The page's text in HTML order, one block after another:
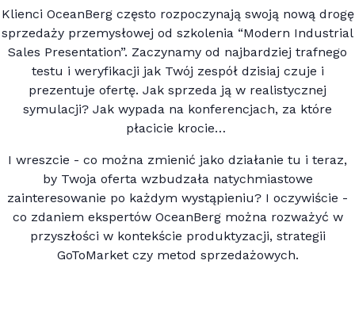
Klienci OceanBerg często rozpoczynają swoją nową drogę
sprzedaży przemysłowej od szkolenia “Modern Industrial
Sales Presentation”. Zaczynamy od najbardziej trafnego
testu i weryfikacji jak Twój zespół dzisiaj czuje i
prezentuje ofertę. Jak sprzeda ją w realistycznej
symulacji? Jak wypada na konferencjach, za które
płacicie krocie…
I wreszcie - co można zmienić jako działanie tu i teraz,
by Twoja oferta wzbudzała natychmiastowe
zainteresowanie po każdym wystąpieniu? I oczywiście -
co zdaniem ekspertów OceanBerg można rozważyć w
przyszłości w kontekście produktyzacji, strategii
GoToMarket czy metod sprzedażowych.